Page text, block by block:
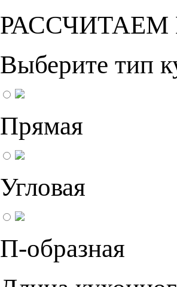
Выберите тип
Прямая
Угловая
П-образная